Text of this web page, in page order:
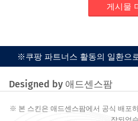
게시물
※쿠팡 파트너스 활동의 일환으
Designed by 애드센스팜
※ 본 스킨은 애드센스팜에서 공식 배포